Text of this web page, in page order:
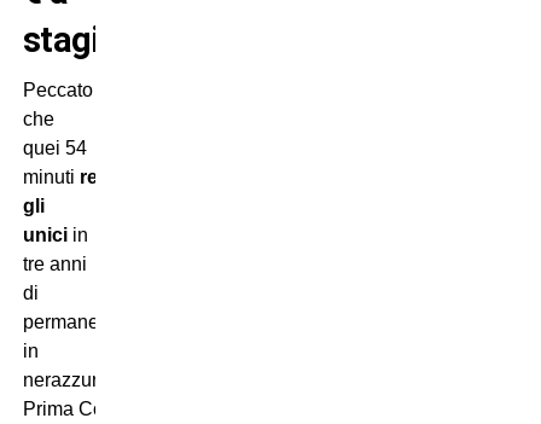
stagione
Peccato
che
quei 54
minuti resteranno
gli
unici in
tre anni
di
permanenza
in
nerazzurro.
Prima Costinha viene